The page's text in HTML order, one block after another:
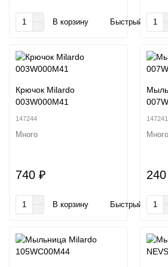
В корзину Быстрый заказ
Крючок Milardo
003W000M41
147244
Много
740 ₽
В корзину Быстрый заказ
147241
Много